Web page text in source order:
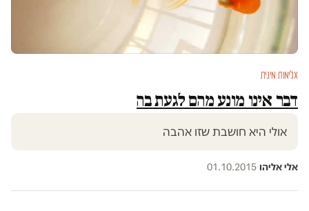
אלימות מינית
דבר אינו מונע מהם לגעת בה
אולי היא חושבת שזו אהבה
אלי אליהו·
01.10.2015